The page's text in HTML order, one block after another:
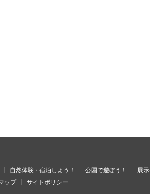
自然体験・宿泊しよう！ 公園で遊ぼう！
展
ップ サイトポリシー